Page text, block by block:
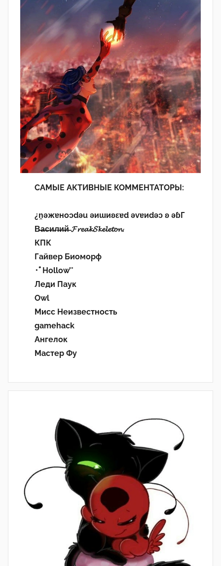
САМЫЕ АКТИВНЫЕ КОММЕНТАТОРЫ:
¿n̯ǝжɐноɔdǝu ǝиɯиʚεɐd ǝvɐиdǝɔ ʚ ǝɓГ
В̶а̶с̶и̶л̶и̶й̶ 𝓕𝓻𝓮𝓪𝓴𝓢𝓴𝓮𝓵𝓮𝓽𝓸𝓷.
КПК
Гайвер Биоморф
･ﾟHollow’°
Леди Паук
Owl
Мисс Неизвестность
gamehack
Ангелок
Мастер Фу